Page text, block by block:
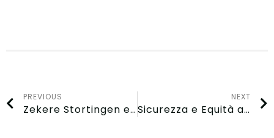
PREVIOUS
Zekere Stortingen en Vlotte Uitbetalingen in België bij Gransino Casino
NEXT
Sicurezza e Equità a Spinania Casino per l’Italia